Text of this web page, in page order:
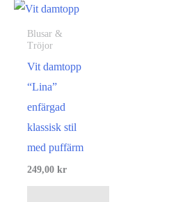
Blusar &
Tröjor
Vit damtopp
“Lina”
enfärgad
klassisk stil
med puffärm
249,00kr